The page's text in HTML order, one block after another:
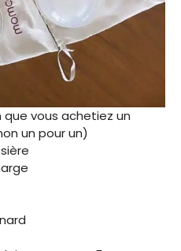
vous achetiez un
un pour un)